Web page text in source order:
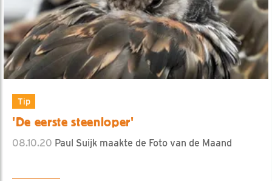
Tip
'De eerste steenloper'
08.10.20 Paul Suijk maakte de Foto van de Maand